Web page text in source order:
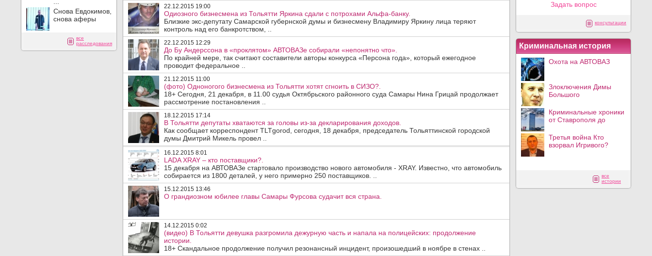
Снова Евдокимов,
снова аферы
все
расследования
22.12.2015 19:00
Одиозного бизнесмена из Тольятти Яркина сдали с потрохами Альфа-банку.
Близкие экс-депутату Самарской губернской думы и бизнесмену Владимиру Яркину лица теряют
контроль над его банкротством, ..
22.12.2015 12:29
До Бу Андерссона в «проклятом» АВТОВАЗе собирали «непонятно что».
По крайней мере, так считают составители авторы конкурса «Персона года», который ежегодное
проводит федеральное ..
21.12.2015 11:00
(фото) Одноногого бизнесмена из Тольятти хотят сгноить в СИЗО?.
18+ Сегодня, 21 декабря, в 11.00 судья Октябрьского районного суда Самары Нина Грицай продолжает
рассмотрение постановления ..
18.12.2015 17:14
В Тольятти депутаты хватаются за головы из-за декларирования доходов.
Как сообщает корреспондент TLTgorod, сегодня, 18 декабря, председатель Тольяттинской городской
думы Дмитрий Микель провел ..
16.12.2015 8:01
LADA XRAY – кто поставщики?.
15 декабря на АВТОВАЗе стартовало производство нового автомобиля - XRAY. Известно, что автомобиль
собирается из 1800 деталей, у него примерно 250 поставщиков. ..
15.12.2015 13:46
О грандиозном юбилее главы Самары Фурсова судачит вся страна.
14.12.2015 0:02
(видео) В Тольятти девушка разгромила дежурную часть и напала на полицейских: продолжение
истории.
18+ Скандальное продолжение получил резонансный инцидент, произошедший в ноябре в стенах ..
Задать вопрос
консультации
Криминальная история
Охота на АВТОВАЗ
Злоключения Димы
Большого
Криминальные хроники
от Ставрополя до
Третья война Кто
взорвал Игривого?
все
истории